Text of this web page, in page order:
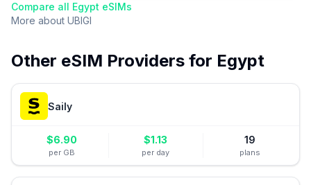
Compare all Egypt eSIMs
More about UBIGI
Other eSIM Providers for Egypt
Saily
$6.90
per GB
$1.13
per day
19
plans